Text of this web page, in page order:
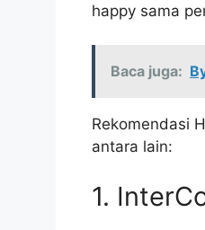
happy sama
Baca juga:
Rekomendasi
antara lain:
1.